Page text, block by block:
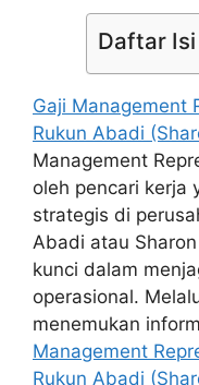
Daftar Isi
Gaji Management
Rukun Abadi
Management
oleh pencari kerja
strategis di
Abadi atau
kunci dalam
operasional.
menemukan
Management
Rukun Abadi